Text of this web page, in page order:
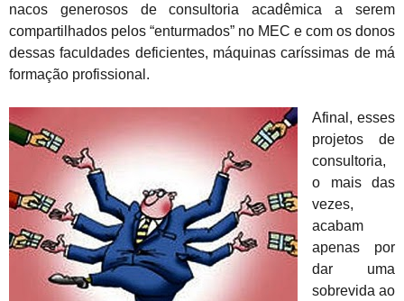
nacos generosos de consultoria acadêmica a serem
compartilhados pelos “enturmados” no MEC e com os donos
dessas faculdades deficientes, máquinas caríssimas de má
formação profissional.
Afinal, esses
projetos de
consultoria,
o mais das
vezes,
acabam
apenas por
dar uma
sobrevida ao